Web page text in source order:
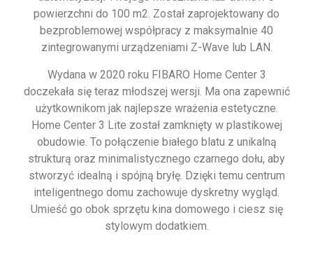
powierzchni do 100 m2. Został zaprojektowany do
bezproblemowej współpracy z maksymalnie 40
zintegrowanymi urządzeniami Z-Wave lub LAN.
Wydana w 2020 roku FIBARO Home Center 3
doczekała się teraz młodszej wersji. Ma ona zapewnić
użytkownikom jak najlepsze wrażenia estetyczne.
Home Center 3 Lite został zamknięty w plastikowej
obudowie. To połączenie białego blatu z unikalną
strukturą oraz minimalistycznego czarnego dołu, aby
stworzyć idealną i spójną bryłę. Dzięki temu centrum
inteligentnego domu zachowuje dyskretny wygląd.
Umieść go obok sprzętu kina domowego i ciesz się
stylowym dodatkiem.